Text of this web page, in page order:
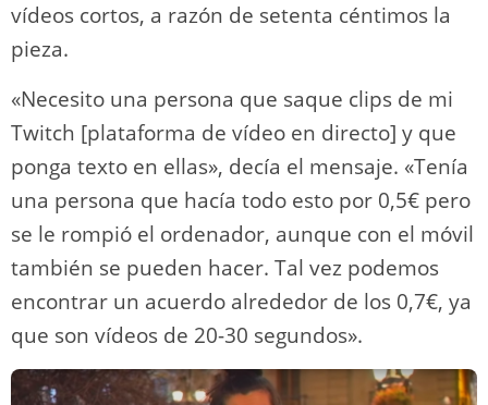
vídeos cortos, a razón de setenta céntimos la
pieza.
«Necesito una persona que saque clips de mi
Twitch [plataforma de vídeo en directo] y que
ponga texto en ellas», decía el mensaje. «Tenía
una persona que hacía todo esto por 0,5€ pero
se le rompió el ordenador, aunque con el móvil
también se pueden hacer. Tal vez podemos
encontrar un acuerdo alrededor de los 0,7€, ya
que son vídeos de 20-30 segundos».